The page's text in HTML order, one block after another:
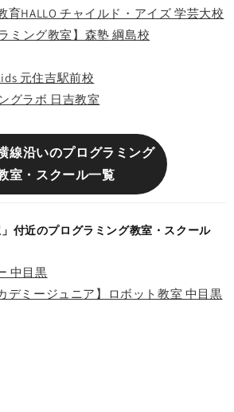
育HALLO チャイルド・アイズ 学芸大校
ラミング教室】森塾 綱島校
元住吉駅前校
グラボ 日吉教室
線沿いのプログラミング
室・スクール一覧
付近のプログラミング教室・スクール
中目黒
デミージュニア】ロボット教室 中目黒